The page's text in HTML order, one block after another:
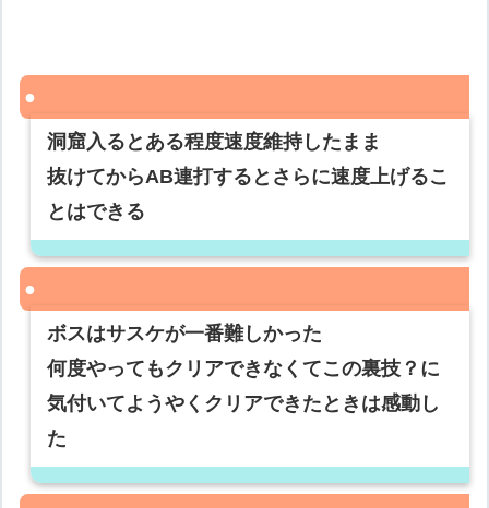
洞窟入るとある程度速度維持したまま
抜けてからAB連打するとさらに速度上げるこ
とはできる
ボスはサスケが一番難しかった
何度やってもクリアできなくてこの裏技？に
気付いてようやくクリアできたときは感動し
た